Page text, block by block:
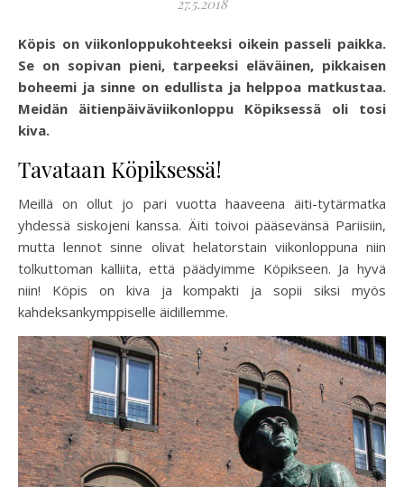
27.5.2018
Köpis on viikonloppukohteeksi oikein passeli paikka.
Se on sopivan pieni, tarpeeksi eläväinen, pikkaisen
boheemi ja sinne on edullista ja helppoa matkustaa.
Meidän äitienpäiväviikonloppu Köpiksessä oli tosi
kiva.
Tavataan Köpiksessä!
Meillä on ollut jo pari vuotta haaveena äiti-tytärmatka
yhdessä siskojeni kanssa. Äiti toivoi pääsevänsä Pariisiin,
mutta lennot sinne olivat helatorstain viikonloppuna niin
tolkuttoman kalliita, että päädyimme Köpikseen. Ja hyvä
niin! Köpis on kiva ja kompakti ja sopii siksi myös
kahdeksankymppiselle äidillemme.